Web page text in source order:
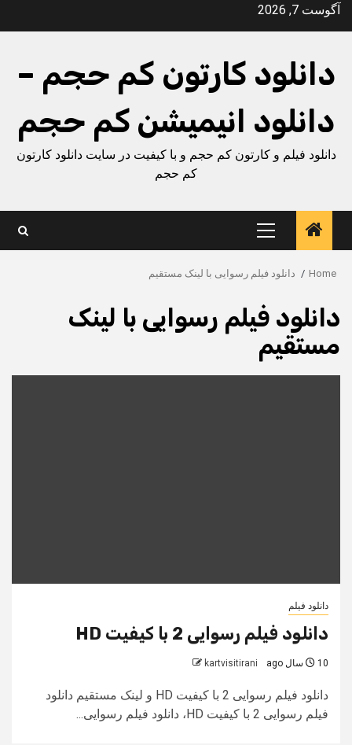
Skipآگوست 7, 2026
دانلود کارتون کم حجم –
دانلود انیمیشن کم حجم
دانلود فیلم و کارتون کم حجم و با کیفیت در سایت دانلود کارتون
کم حجم
Primary
Menu
Home دانلود فیلم رسوایی با لینک مستقیم
دانلود فیلم رسوایی با لینک
مستقیم
دانلود فیلم
دانلود فیلم رسوایی 2 با کیفیت HD
10 سال ago kartvisitirani
دانلود فیلم رسوایی 2 با کیفیت HD و لینک مستقیم دانلود
فیلم رسوایی 2 با کیفیت HD، دانلود فیلم رسوایی...